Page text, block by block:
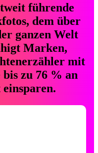
führende
dem über
ganzen Welt
Marken,
mit
zu 76 % an